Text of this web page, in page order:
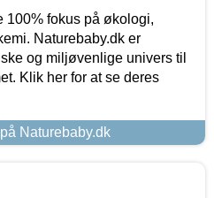
100% fokus på økologi,
Naturebaby.dk er
og miljøvenlige univers til
Klik her for at se deres
Naturebaby.dk